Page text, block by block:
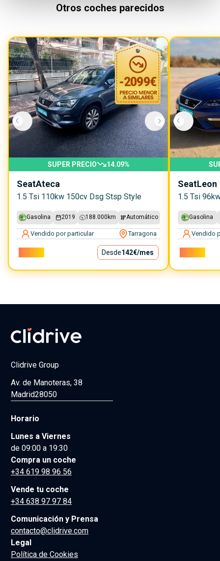
Otros coches parecidos
-2099€
SUPER PRECIO 14.09%
SeatAteca
1.5 Tsi 110kw 150cv Dsg Stsp Style
Gasolina 2019 188.000 km Automático
Vendido por particular Tarragona
Desde142€/mes
SeatLeon
1.5 Tsi
Gasolina
Vendido
Clidrive Group
Av. de Manoteras, 38
Madrid28050
Horario
Lunes a Viernes
de 09:00 a 19:30
Compra un coche
+34 619 98 96 56
Vende tu coche
+34 638 97 97 84
Comunicación y Prensa
contacto@clidrive.com
Legal
Política de Cookies